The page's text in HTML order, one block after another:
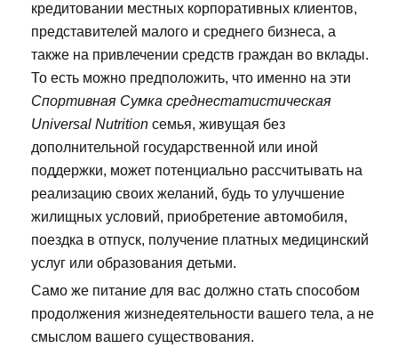
кредитовании местных корпоративных клиентов,
представителей малого и среднего бизнеса, а
также на привлечении средств граждан во вклады.
То есть можно предположить, что именно на эти
Спортивная Сумка среднестатистическая
Universal Nutrition семья, живущая без
дополнительной государственной или иной
поддержки, может потенциально рассчитывать на
реализацию своих желаний, будь то улучшение
жилищных условий, приобретение автомобиля,
поездка в отпуск, получение платных медицинский
услуг или образования детьми.
Само же питание для вас должно стать способом
продолжения жизнедеятельности вашего тела, а не
смыслом вашего существования.